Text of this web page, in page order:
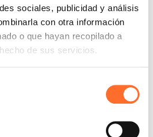
sociales, publicidad y análisis
con otra información
o que hayan recopilado a
de sus servicios.